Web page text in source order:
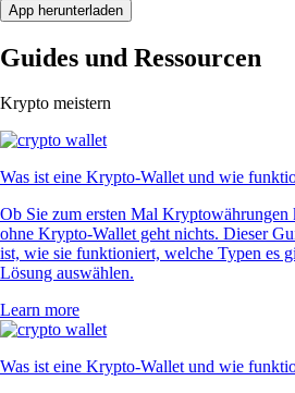
App herunterladen
Guides und Ressourcen
Krypto meistern
Was ist eine Krypto-Wallet und wie
Ob Sie zum ersten Mal Kryptowährungen
ohne Krypto-Wallet geht nichts. Dieser
ist, wie sie funktioniert, welche Typen es
Lösung auswählen.
Learn more
Was ist eine Krypto-Wallet und wie